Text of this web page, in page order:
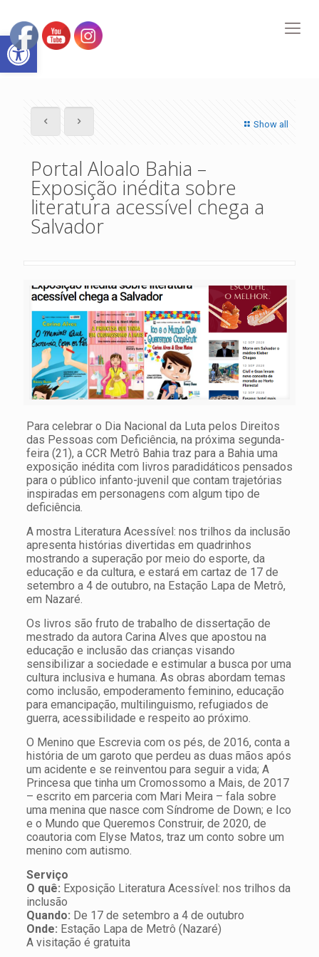
Abrir a barra de ferramentas
Show all
Portal Aloalo Bahia –
Exposição inédita sobre
literatura acessível chega a
Salvador
Para celebrar o Dia Nacional da Luta pelos Direitos
das Pessoas com Deficiência, na próxima segunda-
feira (21), a CCR Metrô Bahia traz para a Bahia uma
exposição inédita com livros paradidáticos pensados
para o público infanto-juvenil que contam trajetórias
inspiradas em personagens com algum tipo de
deficiência.
A mostra Literatura Acessível: nos trilhos da inclusão
apresenta histórias divertidas em quadrinhos
mostrando a superação por meio do esporte, da
educação e da cultura, e estará em cartaz de 17 de
setembro a 4 de outubro, na Estação Lapa de Metrô,
em Nazaré.
Os livros são fruto de trabalho de dissertação de
mestrado da autora Carina Alves que apostou na
educação e inclusão das crianças visando
sensibilizar a sociedade e estimular a busca por uma
cultura inclusiva e humana. As obras abordam temas
como inclusão, empoderamento feminino, educação
para emancipação, multilinguismo, refugiados de
guerra, acessibilidade e respeito ao próximo.
O Menino que Escrevia com os pés, de 2016, conta a
história de um garoto que perdeu as duas mãos após
um acidente e se reinventou para seguir a vida; A
Princesa que tinha um Cromossomo a Mais, de 2017
– escrito em parceria com Mari Meira – fala sobre
uma menina que nasce com Síndrome de Down; e Ico
e o Mundo que Queremos Construir, de 2020, de
coautoria com Elyse Matos, traz um conto sobre um
menino com autismo.
Serviço
O quê: Exposição Literatura Acessível: nos trilhos da
inclusão
Quando: De 17 de setembro a 4 de outubro
Onde: Estação Lapa de Metrô (Nazaré)
A visitação é gratuita